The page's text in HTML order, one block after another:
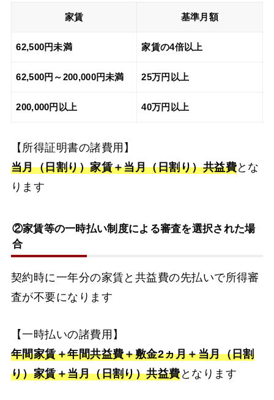
家賃 基準月額
62,500円未満 家賃の4倍以上
62,500円～200,000円未満 25万円以上
200,000円以上 40万円以上
【所得証明書の諸費用】
当月（日割り）家賃＋当月（日割り）共益費とな
ります
②家賃等の一時払い制度による審査を選択された場
合
契約時に一年分の家賃と共益費の先払いで所得審
査が不要になります
【一時払いの諸費用】
年間家賃＋年間共益費＋敷金2ヵ月＋当月（日割
り）家賃＋当月（日割り）共益費となります